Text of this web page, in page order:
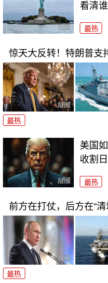
看清
最热
惊天大反转！特朗普支
最热
美国
收割
最热
前方在打仗，后方在“清
最热